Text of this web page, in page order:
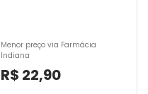
Menor preço via Farmácia
Indiana
R$ 22,90